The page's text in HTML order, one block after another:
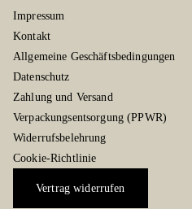
Impressum
Kontakt
Allgemeine Geschäftsbedingungen
Datenschutz
Zahlung und Versand
Verpackungsentsorgung (PPWR)
Widerrufsbelehrung
Cookie-Richtlinie
Vertrag widerrufen